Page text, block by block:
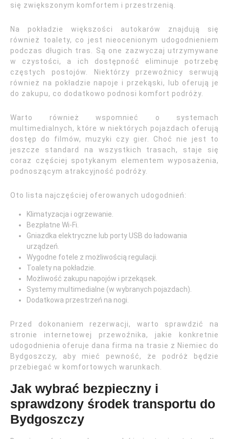
się zwiększonym komfortem i przestrzenią.
Na pokładzie większości autokarów znajdują się
również toalety, co jest nieocenionym udogodnieniem
podczas długich tras. Są one zazwyczaj utrzymywane
w czystości, a ich dostępność eliminuje potrzebę
częstych postojów. Niektórzy przewoźnicy serwują
również na pokładzie napoje i przekąski, lub oferują je
do zakupu, co dodatkowo podnosi komfort podróży.
Warto również wspomnieć o systemach
multimedialnych, które w niektórych pojazdach oferują
dostęp do filmów, muzyki czy gier. Choć nie jest to
jeszcze standard na wszystkich trasach, staje się
coraz częściej spotykanym elementem wyposażenia,
podnoszącym atrakcyjność podróży.
Oto lista najczęściej oferowanych udogodnień:
Klimatyzacja i ogrzewanie.
Bezpłatne Wi-Fi.
Gniazdka elektryczne lub porty USB do ładowania
urządzeń.
Wygodne fotele z możliwością regulacji.
Toalety na pokładzie.
Możliwość zakupu napojów i przekąsek.
Systemy multimedialne (w wybranych pojazdach).
Dodatkowa przestrzeń na nogi.
Przed dokonaniem rezerwacji, warto sprawdzić na
stronie internetowej przewoźnika, jakie konkretnie
udogodnienia oferuje dana firma na trasie z Niemiec do
Bydgoszczy, aby mieć pewność, że podróż będzie
przebiegać w komfortowych warunkach.
Jak wybrać bezpieczny i
sprawdzony środek transportu do
Bydgoszczy